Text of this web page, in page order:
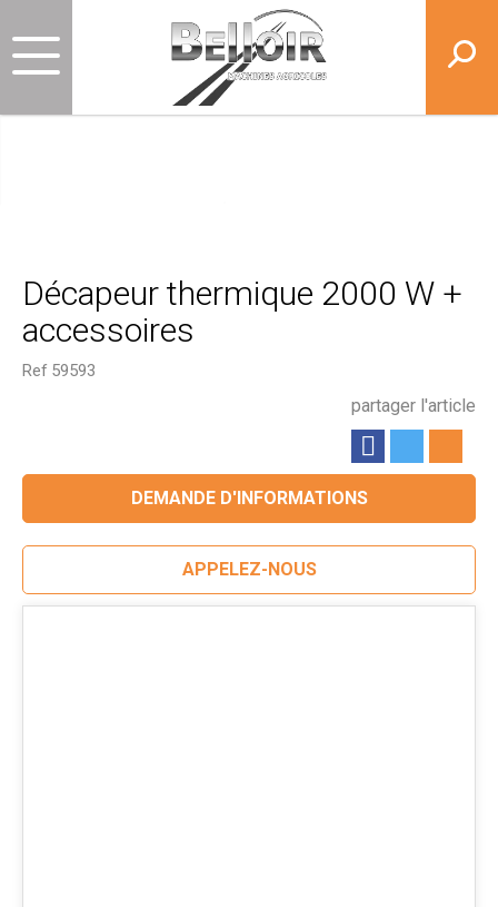
Décapeur thermique 2000 W +
accessoires
Ref 59593
partager l'article
DEMANDE D'INFORMATIONS
APPELEZ-NOUS